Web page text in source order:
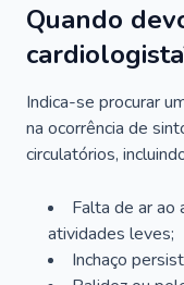
Quando
Indica-se procurar
na ocorrência de
circulatórios,
Falta de ar ao
atividades leves;
Inchaço